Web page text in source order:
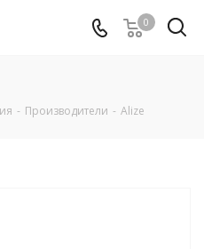
0
- Производители - Alize